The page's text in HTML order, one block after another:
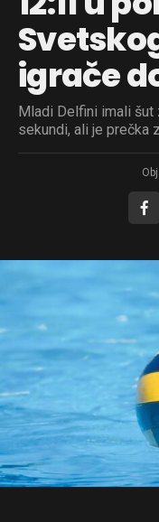
igrače
Mladi Delfini imali šut
sekundi, ali je prečka